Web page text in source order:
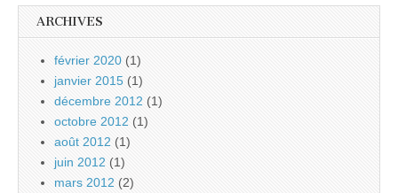
ARCHIVES
février 2020 (1)
janvier 2015 (1)
décembre 2012 (1)
octobre 2012 (1)
août 2012 (1)
juin 2012 (1)
mars 2012 (2)